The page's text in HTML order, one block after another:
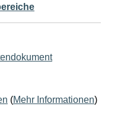
(Mehr Informationen)